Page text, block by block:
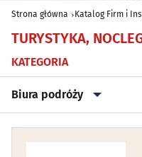
Strona główna Katalog Firm i
TURYSTYKA,
KATEGORIA
Biura podróży
Agroturystyka (poza